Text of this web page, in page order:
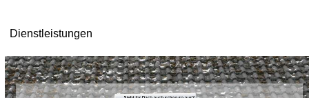
Dienstleistungen